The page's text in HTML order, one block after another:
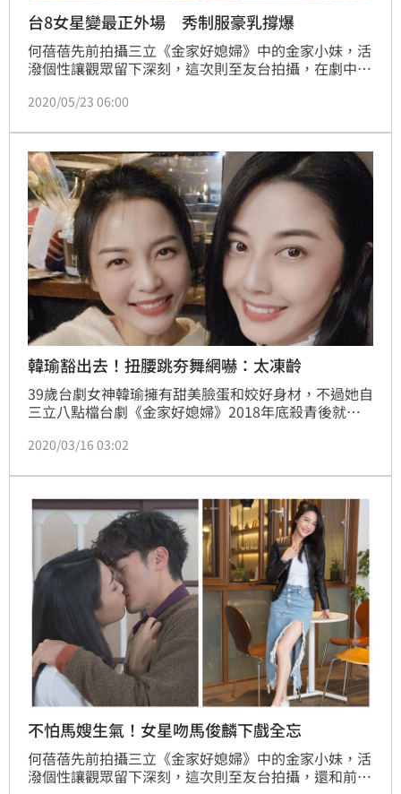
台8女星變最正外場 秀制服豪乳撐爆
何蓓蓓先前拍攝三立《金家好媳婦》中的金家小妹，活
潑個性讓觀眾留下深刻，這次則至友台拍攝，在劇中開
卻引起網友熱議，一件超緊身的黑色背心起起矚目，該
看了直噴鼻血。
2020/05/23 06:00
韓瑜豁出去！扭腰跳夯舞網嚇：太凍齡
39歲台劇女神韓瑜擁有甜美臉蛋和姣好身材，不過她自
三立八點檔台劇《金家好媳婦》2018年底殺青後就展
吃飯慶賀白色情人節，一行人還跳起最夯的的抖音舞，
說「女神平常可不隨便抖音的」。
2020/03/16 03:02
不怕馬嫂生氣！女星吻馬俊麟下戲全忘
何蓓蓓先前拍攝三立《金家好媳婦》中的金家小妹，活
潑個性讓觀眾留下深刻，這次則至友台拍攝，還和前一